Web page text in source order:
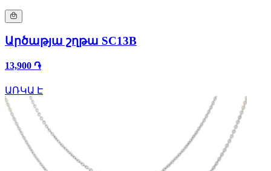
Արծաթյա շղթա SC13B
13,900 ֏
ԱՌԿԱ Է